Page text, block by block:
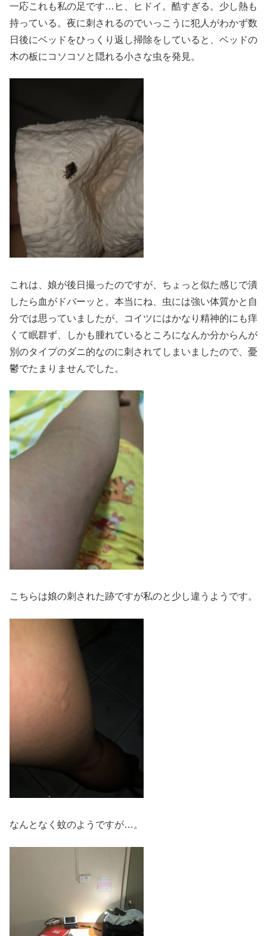
一応これも私の足です…ヒ、ヒドイ。酷すぎる。少し熱も
持っている。夜に刺されるのでいっこうに犯人がわかず数
日後にベッドをひっくり返し掃除をしていると、ベッドの
木の板にコソコソと隠れる小さな虫を発見。
これは、娘が後日撮ったのですが、ちょっと似た感じで潰
したら血がドバーッと。本当にね、虫には強い体質かと自
分では思っていましたが、コイツにはかなり精神的にも痒
くて眠群ず、しかも腫れているところになんか分からんが
別のタイプのダニ的なのに刺されてしまいましたので、憂
鬱でたまりませんでした。
こちらは娘の刺された跡ですが私のと少し違うようです。
なんとなく蚊のようですが…。